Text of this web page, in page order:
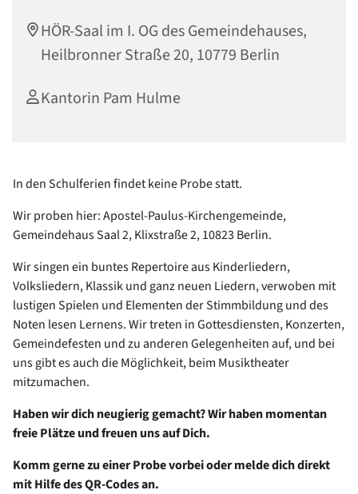
HÖR-Saal im I. OG des Gemeindehauses,
Heilbronner Straße 20, 10779 Berlin
Kantorin Pam Hulme
In den Schulferien findet keine Probe statt.
Wir proben hier: Apostel-Paulus-Kirchengemeinde,
Gemeindehaus Saal 2, Klixstraße 2, 10823 Berlin.
Wir singen ein buntes Repertoire aus Kinderliedern,
Volksliedern, Klassik und ganz neuen Liedern, verwoben mit
lustigen Spielen und Elementen der Stimmbildung und des
Noten lesen Lernens. Wir treten in Gottesdiensten, Konzerten,
Gemeindefesten und zu anderen Gelegenheiten auf, und bei
uns gibt es auch die Möglichkeit, beim Musiktheater
mitzumachen.
Haben wir dich neugierig gemacht? Wir haben momentan
freie Plätze und freuen uns auf Dich.
Komm gerne zu einer Probe vorbei oder melde dich direkt
mit Hilfe des QR-Codes an.